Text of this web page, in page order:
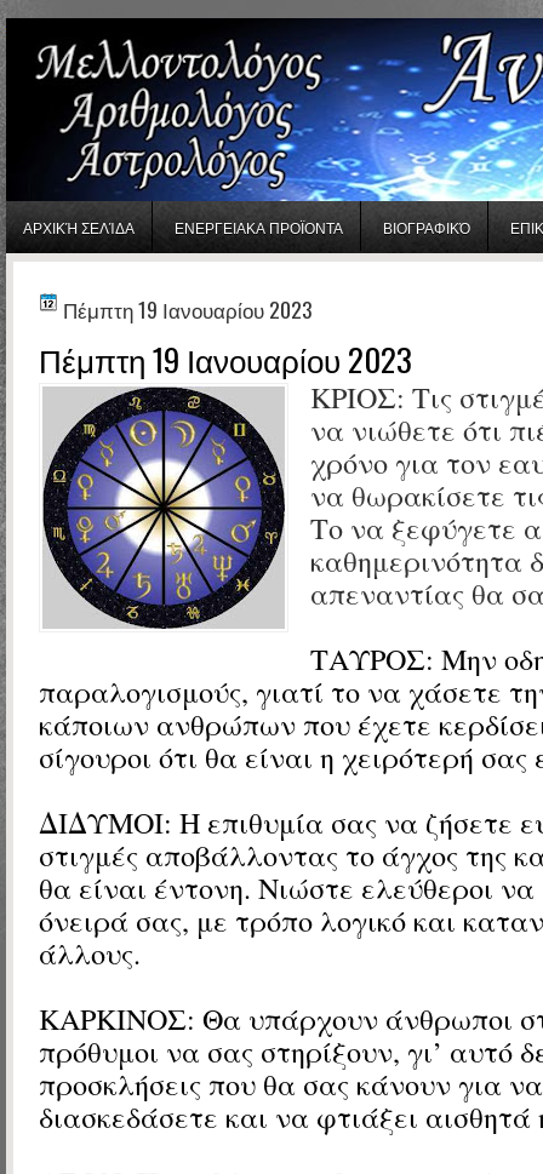
ΑΡΧΙΚΉ ΣΕΛΊΔΑ ΕΝΕΡΓΕΙΑΚΑ ΠΡΟΪΟΝΤΑ ΒΙΟΓΡΑΦΙΚΌ
Πέμπτη 19 Ιανουαρίου 2023
Πέμπτη 19 Ιανουαρίου 2023
ΚΡΙΟΣ: Τις
να νιώθετε ότι
χρόνο για τον
να θωρακίσετε
Το να ξεφύγετε
καθημερινότητα
απεναντίας θα
ΤΑΥΡΟΣ: Μην
παραλογισμούς, γιατί το να χάσετε
κάποιων ανθρώπων που έχετε
σίγουροι ότι θα είναι η χειρότερή σας
ΔΙΔΥΜΟΙ: Η επιθυμία σας να ζήσετε
στιγμές αποβάλλοντας το άγχος της
θα είναι έντονη. Νιώστε ελεύθεροι
όνειρά σας, με τρόπο λογικό και
άλλους.
ΚΑΡΚΙΝΟΣ: Θα υπάρχουν άνθρωποι
πρόθυμοι να σας στηρίξουν, γι’ αυτό
προσκλήσεις που θα σας κάνουν για
διασκεδάσετε και να φτιάξει αισθητά